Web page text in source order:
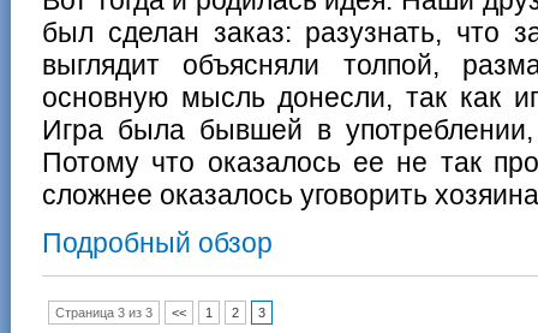
был сделан заказ: разузнать, что
выглядит объясняли толпой,
основную мысль донесли, так как
Игра была бывшей в
Потому что оказалось ее не так
сложнее оказалось уговорить
Подробный обзор
Страница 3 из 3 << 1 2 3